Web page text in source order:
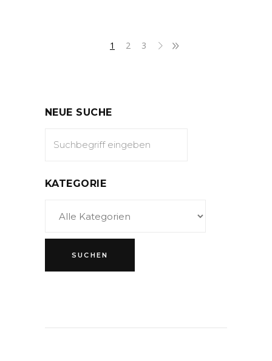
1 2 3
NEUE SUCHE
KATEGORIE